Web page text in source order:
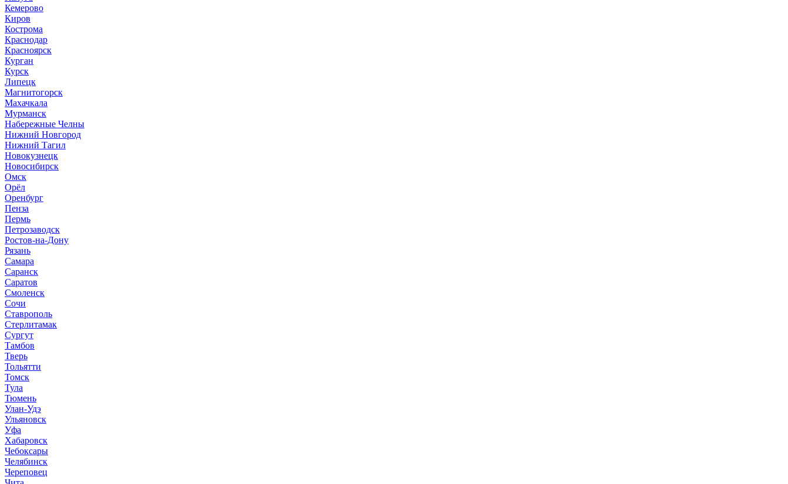
Кемерово
Киров
Кострома
Краснодар
Красноярск
Курган
Курск
Липецк
Магнитогорск
Махачкала
Мурманск
Набережные Челны
Нижний Новгород
Нижний Тагил
Новокузнецк
Новосибирск
Омск
Орёл
Оренбург
Пенза
Пермь
Петрозаводск
Ростов-на-Дону
Рязань
Самара
Саранск
Саратов
Смоленск
Сочи
Ставрополь
Стерлитамак
Сургут
Тамбов
Тверь
Тольятти
Томск
Тула
Тюмень
Улан-Удэ
Ульяновск
Уфа
Хабаровск
Чебоксары
Челябинск
Череповец